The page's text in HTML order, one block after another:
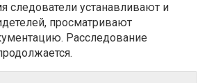
следователи устанавливают и
просматривают
Расследование